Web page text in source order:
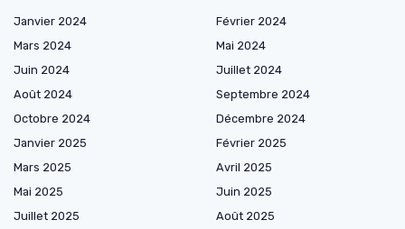
Janvier 2024
Février 2024
Mars 2024
Mai 2024
Juin 2024
Juillet 2024
Août 2024
Septembre 2024
Octobre 2024
Décembre 2024
Janvier 2025
Février 2025
Mars 2025
Avril 2025
Mai 2025
Juin 2025
Juillet 2025
Août 2025